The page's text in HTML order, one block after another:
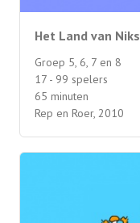
Het Land van Niks
Groep 5, 6, 7 en 8
17 - 99 spelers
65 minuten
Rep en Roer, 2010